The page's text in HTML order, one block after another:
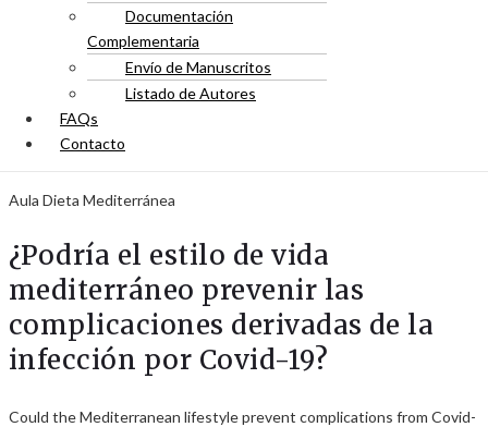
Documentación
Complementaria
Envío de Manuscritos
Listado de Autores
FAQs
Contacto
Aula Dieta Mediterránea
¿Podría el estilo de vida
mediterráneo prevenir las
complicaciones derivadas de la
infección por Covid-19?
Could the Mediterranean lifestyle prevent complications from Covid-